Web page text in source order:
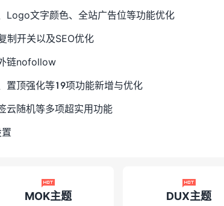
Logo文字颜色、全站广告位等功能优化
制开关以及SEO优化
链nofollow
置顶强化等19项功能新增与优化
云随机等多项超实用功能
MOK主题

DUX主题
